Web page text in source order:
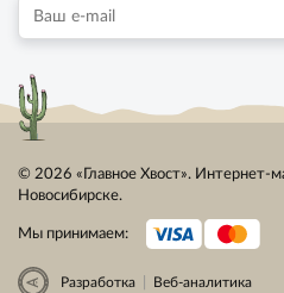
© 2026 «Главное Хвост». Интернет-
Новосибирске.
Мы принимаем:
Разработка Веб-аналитика